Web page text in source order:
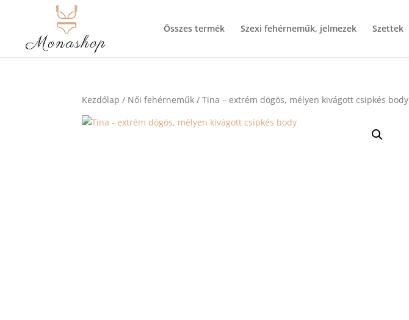
Összes termék Szexi fehérneműk, jelmezek Szettek
Kezdőlap / Női fehérneműk / Tina – extrém dögös, mélyen kivágott csipkés body